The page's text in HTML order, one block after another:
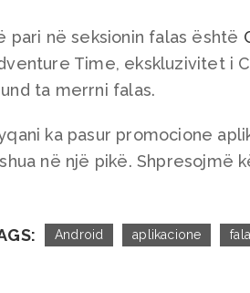
pari në seksionin falas është
Time, ekskluzivitet i
ta merrni falas.
ka pasur promocione
në një pikë. Shpresojmë
Android aplikacione